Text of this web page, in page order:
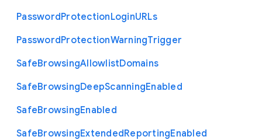
PasswordProtectionLoginURLs
PasswordProtectionWarningTrigger
SafeBrowsingAllowlistDomains
SafeBrowsingDeepScanningEnabled
SafeBrowsingEnabled
SafeBrowsingExtendedReportingEnabled